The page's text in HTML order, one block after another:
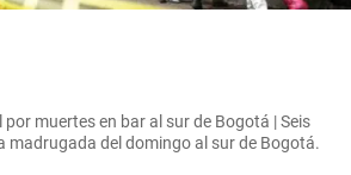
muertes en bar al sur de Bogotá | Seis
madrugada del domingo al sur de Bogotá.